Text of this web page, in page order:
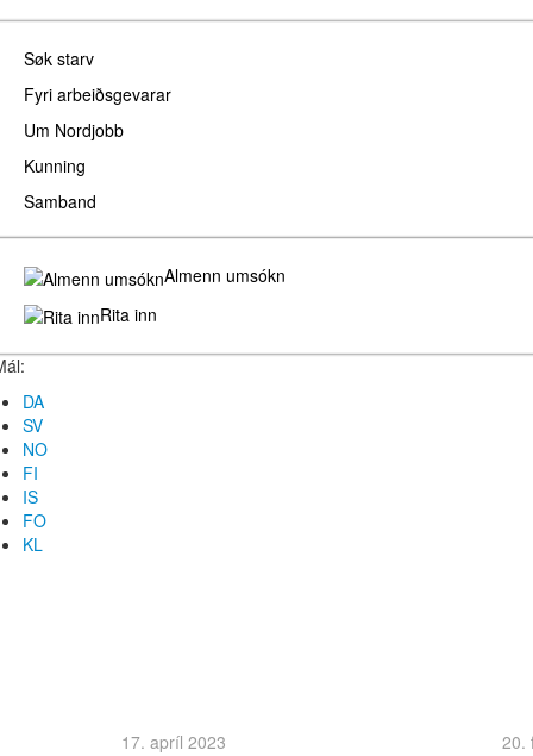
Søk starv
Fyri arbeiðsgevarar
Um Nordjobb
Kunning
Samband
Almenn umsókn
Rita inn
DA
SV
NO
FI
IS
FO
KL
17. apríl 2023 20.